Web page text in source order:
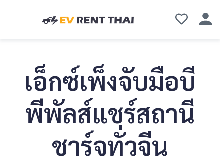
เอ็กซ์เพ็งจับมือบี
พีพัลส์แชร์สถานี
ชาร์จทั่วจีน